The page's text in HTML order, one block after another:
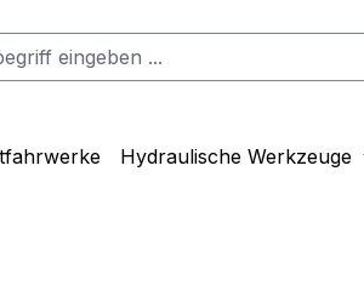
Hydraulische Werkzeuge